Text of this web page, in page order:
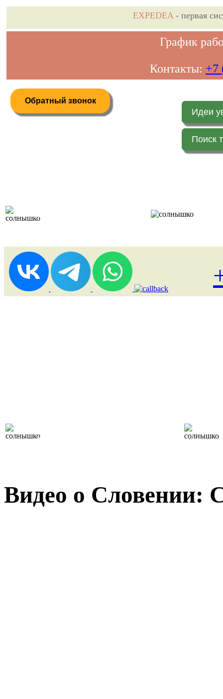
EXPEDEA- первая
График
Контакты: +7
Обратный звонок
Идеи
Поиск
туры
Видео о Словении: